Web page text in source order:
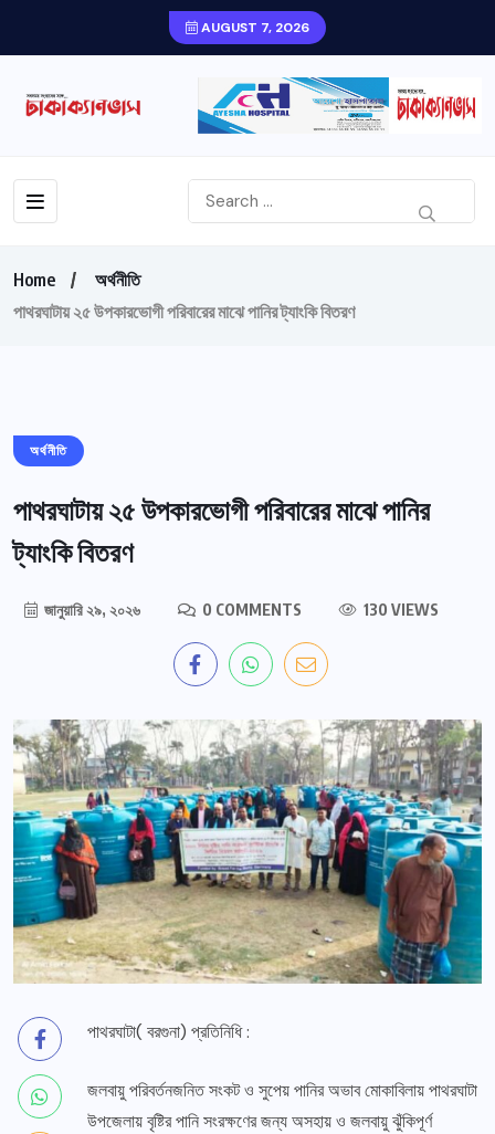
AUGUST 7, 2026
Home
অর্থনীতি
পাথরঘাটায় ২৫ উপকারভোগী পরিবারের মাঝে পানির ট্যাংকি বিতরণ
অর্থনীতি
পাথরঘাটায় ২৫ উপকারভোগী পরিবারের মাঝে পানির
ট্যাংকি বিতরণ
জানুয়ারি ২৯, ২০২৬ 0 COMMENTS 130 VIEWS
পাথরঘাটা( বরগুনা) প্রতিনিধি :
জলবায়ু পরিবর্তনজনিত সংকট ও সুপেয় পানির অভাব মোকাবিলায় পাথরঘাটা
উপজেলায় বৃষ্টির পানি সংরক্ষণের জন্য অসহায় ও জলবায়ু ঝুঁকিপূর্ণ